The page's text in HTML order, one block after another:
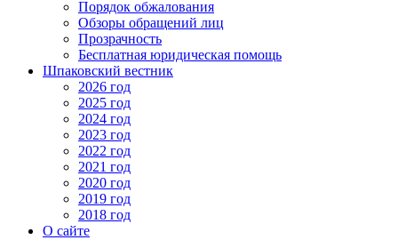
Порядок обжалования
Обзоры обращений лиц
Прозрачность
Бесплатная юридическая помощь
Шпаковский вестник
2026 год
2025 год
2024 год
2023 год
2022 год
2021 год
2020 год
2019 год
2018 год
О сайте